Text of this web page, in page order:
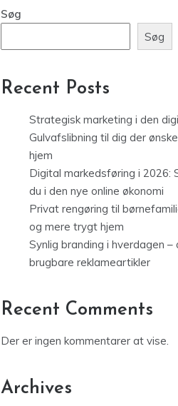
Søg
Søg
Recent Posts
Strategisk marketing i den
Gulvafslibning til dig der
hjem
Digital markedsføring i 2026:
du i den nye online økonomi
Privat rengøring til
og mere trygt hjem
Synlig branding i hverdagen
brugbare reklameartikler
Recent Comments
Der er ingen kommentarer at vise.
Archives